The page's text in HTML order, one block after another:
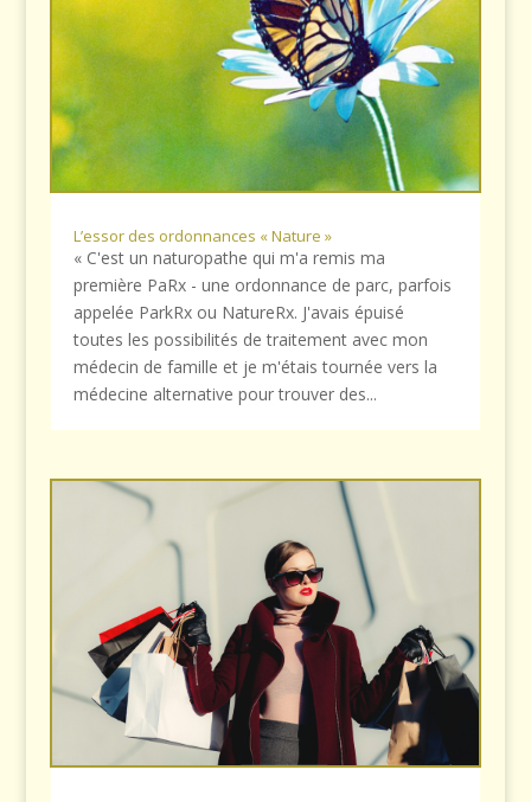
L’essor des ordonnances « Nature »
« C'est un naturopathe qui m'a remis ma
première PaRx - une ordonnance de parc, parfois
appelée ParkRx ou NatureRx. J'avais épuisé
toutes les possibilités de traitement avec mon
médecin de famille et je m'étais tournée vers la
médecine alternative pour trouver des...